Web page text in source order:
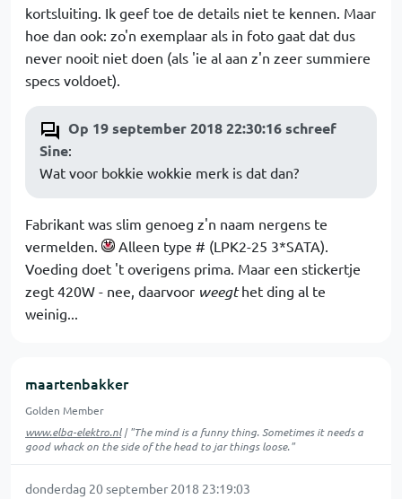
kortsluiting. Ik geef toe de details niet te kennen. Maar
hoe dan ook: zo'n exemplaar als in foto gaat dat dus
never nooit niet doen (als 'ie al aan z'n zeer summiere
specs voldoet).
Op 19 september 2018 22:30:16 schreef
Sine:
Wat voor bokkie wokkie merk is dat dan?
Fabrikant was slim genoeg z'n naam nergens te
vermelden.
Alleen type # (LPK2-25 3*SATA).
Voeding doet 't overigens prima. Maar een stickertje
zegt 420W - nee, daarvoor weegthet ding al te
weinig...
maartenbakker
Golden Member
www.elba-elektro.nl| "The mind is a funny thing. Sometimes it needs a
good whack on the side of the head to jar things loose."
donderdag 20 september 2018 23:19:03